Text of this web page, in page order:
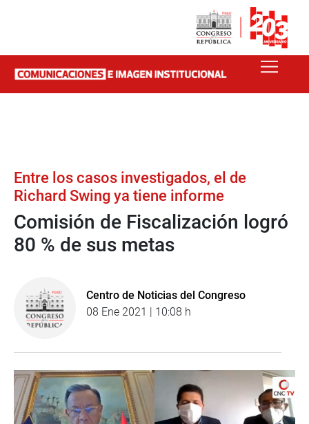
Entre los casos investigados, el de
Richard Swing ya tiene informe
Comisión de Fiscalización logró
80 % de sus metas
Centro de Noticias del Congreso
08 Ene 2021 | 10:08 h